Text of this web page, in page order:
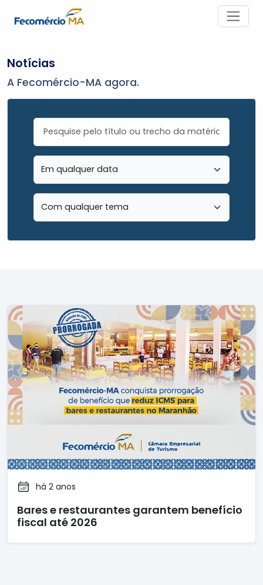
Notícias
A Fecomércio-MA agora.
há 2 anos
Bares e restaurantes garantem benefício
fiscal até 2026